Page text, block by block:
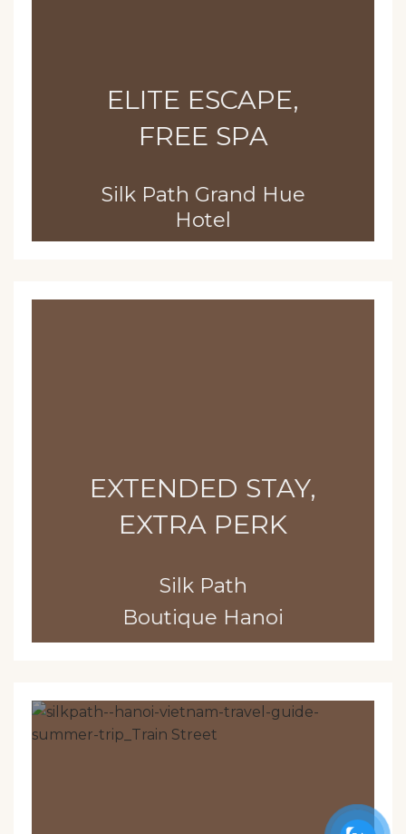
ELITE ESCAPE,
FREE SPA
Silk Path Grand Hue
Hotel
EXTENDED STAY,
EXTRA PERK
Silk Path
Boutique Hanoi